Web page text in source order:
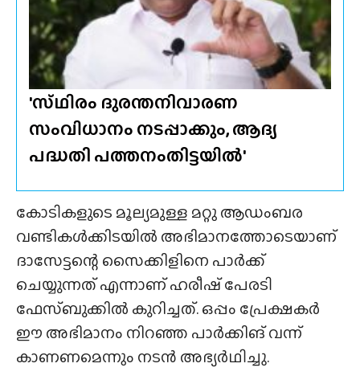
'സ്‌ഥിരം ദുരന്തനിവാരണ
സംവിധാനം നടപ്പാക്കും, ആദ്യ
പദ്ധതി പത്തനംതിട്ടയിൽ'
കോടികളുടെ മൂല്യമുള്ള മറ്റു ആഡംബര
വണ്ടികൾക്കിടയിൽ അഭിമാനത്തോടെയാണ്
ദാസേട്ടന്റെ സൈക്കിളിനെ പാർക്ക്
ചെയ്യുന്നത് എന്നാണ് ഹരീഷ് പേരടി
ഫേസ്ബുക്കിൽ കുറിച്ചത്. ഒപ്പം പ്രേക്ഷകർ
ഈ അഭിമാനം നിറഞ്ഞ പാർക്കിങ് വന്ന്
കാണണമെന്നും നടൻ അഭ്യർഥിച്ചു.